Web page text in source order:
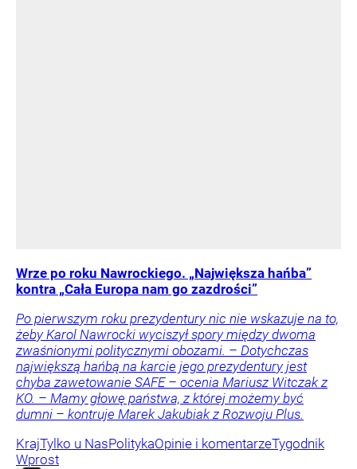
Wrze po roku Nawrockiego. „Największa hańba”
kontra „Cała Europa nam go zazdrości”
Po pierwszym roku prezydentury nic nie wskazuje na to,
żeby Karol Nawrocki wyciszył spory między dwoma
zwaśnionymi politycznymi obozami. – Dotychczas
największą hańbą na karcie jego prezydentury jest
chyba zawetowanie SAFE – ocenia Mariusz Witczak z
KO. – Mamy głowę państwa, z której możemy być
dumni – kontruje Marek Jakubiak z Rozwoju Plus.
KrajTylko u NasPolitykaOpinie i komentarzeTygodnik
Wprost